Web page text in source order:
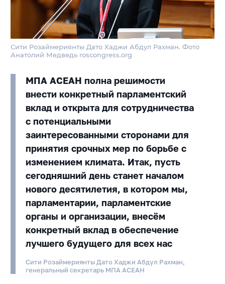
Сити Розаймериянты Дато Хаджи Абдул Рахман. Фото
Анатолий Медведь roscongress.org
МПА АСЕАН полна решимости
внести конкретный парламентский
вклад и открыта для сотрудничества
с потенциальными
заинтересованными сторонами для
принятия срочных мер по борьбе с
изменением климата. Итак, пусть
сегодняшний день станет началом
нового десятилетия, в котором мы,
парламентарии, парламентские
органы и организации, внесём
конкретный вклад в обеспечение
лучшего будущего для всех нас
Сити Розаймериянты Дато Хаджи Абдул Рахман,
генеральный секретарь МПА АСЕАН